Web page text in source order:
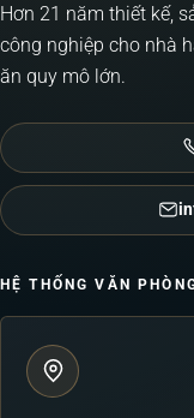
Hơn 21 năm thiết kế,
công nghiệp cho nhà
ăn quy mô lớn.
HỆ THỐNG VĂN